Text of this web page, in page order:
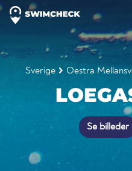
Sverige Oestra
Se billeder